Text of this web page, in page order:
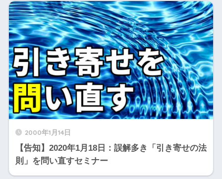
2000年1月14日
【告知】2020年1月18日：誤解多き「引き寄せの法
則」を問い直すセミナー